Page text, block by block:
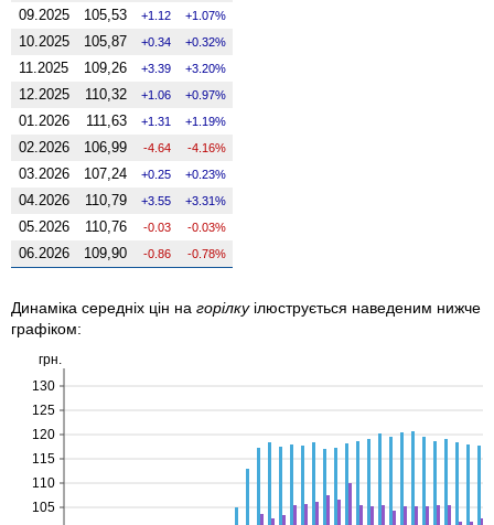
09.2025 105,53 1.12 1.07%
10.2025 105,87 0.34 0.32%
11.2025 109,26 3.39 3.20%
12.2025 110,32 1.06 0.97%
01.2026 111,63 1.31 1.19%
02.2026 106,99 -4.64 -4.16%
03.2026 107,24 0.25 0.23%
04.2026 110,79 3.55 3.31%
05.2026 110,76 -0.03 -0.03%
06.2026 109,90 -0.86 -0.78%
Динаміка середніх цін на горілкуілюструється наведеним нижче
графіком:
105
110
115
120
125
130
грн.